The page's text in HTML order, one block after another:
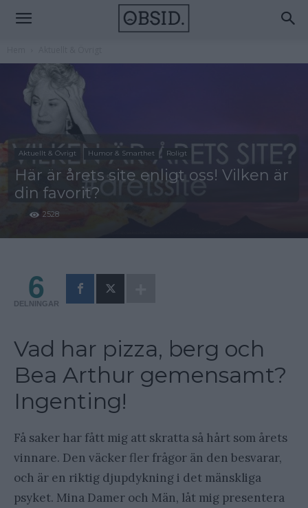
Aktuellt & Övrigt Humor & Smarthet Roligt
Här är årets site enligt oss! Vilken är
din favorit?
2528
6
DELNINGAR
Vad har pizza, berg och
Bea Arthur gemensamt?
Ingenting!
Få saker har fått mig att skratta så hårt som årets
vinnare. Den väcker fler frågor än den besvarar,
och är en riktig djupdykning i det mänskliga
psyket. Mina Damer och Män, låt mig presentera